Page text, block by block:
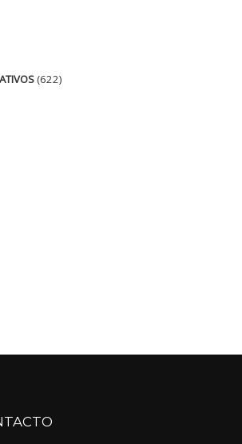
(622)